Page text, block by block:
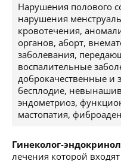
Нарушения полового
нарушения
кровотечения,
органов, аборт,
заболевания,
воспалительные
доброкачественные и
бесплодие,
эндометриоз,
мастопатия,
Гинеколог-
лечения которой